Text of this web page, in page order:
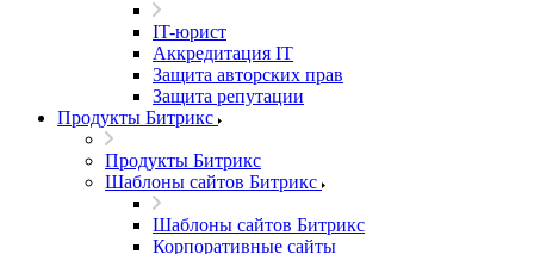
IT-юрист
Аккредитация IT
Защита авторских прав
Защита репутации
Продукты Битрикс
Продукты Битрикс
Шаблоны сайтов Битрикс
Шаблоны сайтов Битрикс
Корпоративные сайты